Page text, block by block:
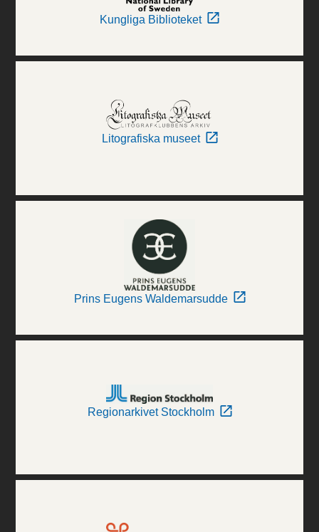
Kungliga Biblioteket
Litografiska museet
Prins Eugens Waldemarsudde
Regionarkivet Stockholm